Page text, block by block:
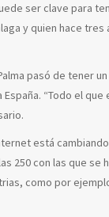
ser clave para
y quien hace
pasó de tener
“Todo el
está
250 con las que
como por ejemplo,